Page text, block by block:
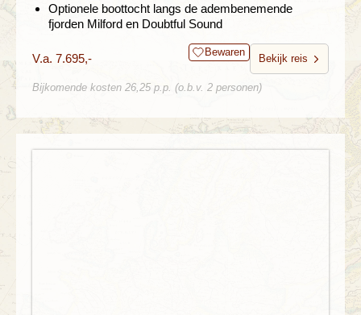
Optionele boottocht langs de adembenemende
fjorden Milford en Doubtful Sound
V.a. 7.695,- Bewaren
Bekijk reis
Bijkomende kosten 26,25 p.p. (o.b.v. 2 personen)